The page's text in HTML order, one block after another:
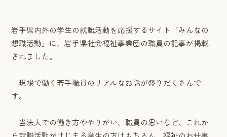
岩手県内外の学生の就職活動を応援するサイト「みんなの
想職活動」に、岩手県社会福祉事業団の職員の記事が掲載
されました。
現場で働く若手職員のリアルなお話が盛りだくさんで
す。
当法人での働き方ややりがい、職員の思いなど、これか